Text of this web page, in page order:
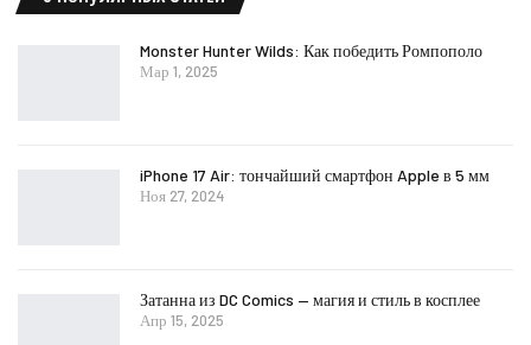
Monster Hunter Wilds: Как победить Ромпополо
Мар 1, 2025
iPhone 17 Air: тончайший смартфон Apple в 5 мм
Ноя 27, 2024
Затанна из DC Comics — магия и стиль в косплее
Апр 15, 2025